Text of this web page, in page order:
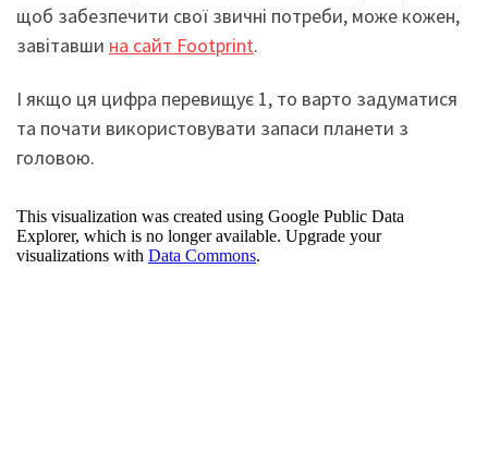
щоб забезпечити свої звичні потреби, може кожен,
завітавши на сайт Footprint.
І якщо ця цифра перевищує 1, то варто задуматися
та почати використовувати запаси планети з
головою.